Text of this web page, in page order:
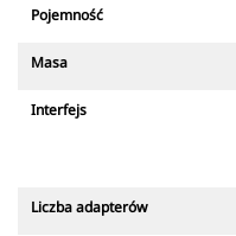
Pojemność
Masa
Interfejs
Liczba adapterów